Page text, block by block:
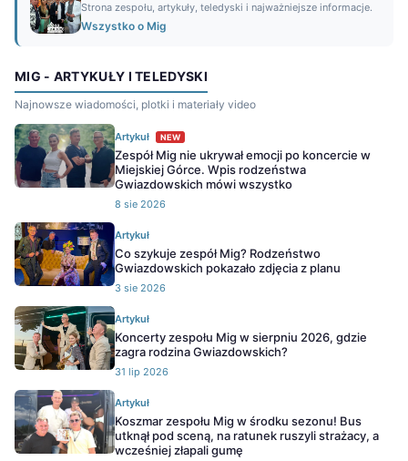
Strona zespołu, artykuły, teledyski i najważniejsze informacje.
Wszystko o Mig
MIG - ARTYKUŁY I TELEDYSKI
Najnowsze wiadomości, plotki i materiały video
Artykuł NEW
Zespół Mig nie ukrywał emocji po koncercie w
Miejskiej Górce. Wpis rodzeństwa
Gwiazdowskich mówi wszystko
8 sie 2026
Artykuł
Co szykuje zespół Mig? Rodzeństwo
Gwiazdowskich pokazało zdjęcia z planu
3 sie 2026
Artykuł
Koncerty zespołu Mig w sierpniu 2026, gdzie
zagra rodzina Gwiazdowskich?
31 lip 2026
Artykuł
Koszmar zespołu Mig w środku sezonu! Bus
utknął pod sceną, na ratunek ruszyli strażacy, a
wcześniej złapali gumę